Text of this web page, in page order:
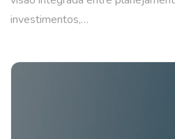
investimentos,…